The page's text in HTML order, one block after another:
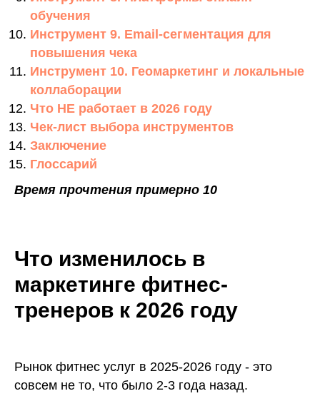
обучения
Инструмент 9. Email-сегментация для
повышения чека
Инструмент 10. Геомаркетинг и локальные
коллаборации
Что НЕ работает в 2026 году
Чек-лист выбора инструментов
Заключение
Глоссарий
Время прочтения примерно 10
Что изменилось в
маркетинге фитнес-
тренеров к 2026 году
Рынок фитнес услуг в 2025-2026 году - это
совсем не то, что было 2-3 года назад.